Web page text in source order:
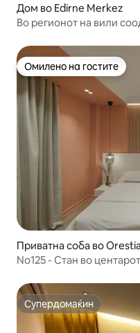
Дом во Edirne Merkez
Во регионот на вили
Омилено на гостите
Омилено на гостите
Приватна соба во
No125 - Стан во
Супердомаќин
Супердомаќин